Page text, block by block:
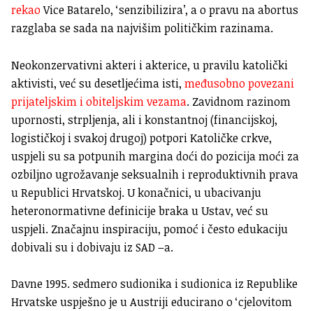
rekaoVice Batarelo, ‘senzibilizira’, a o pravu na abortus
razglaba se sada na najvišim političkim razinama.
Neokonzervativni akteri i akterice, u pravilu katolički
aktivisti, već su desetljećima isti, međusobno povezani
prijateljskim i obiteljskim vezama. Zavidnom razinom
upornosti, strpljenja, ali i konstantnoj (financijskoj,
logističkoj i svakoj drugoj) potpori Katoličke crkve,
uspjeli su sa potpunih margina doći do pozicija moći za
ozbiljno ugrožavanje seksualnih i reproduktivnih prava
u Republici Hrvatskoj. U konačnici, u ubacivanju
heteronormativne definicije braka u Ustav, već su
uspjeli. Značajnu inspiraciju, pomoć i često edukaciju
dobivali su i dobivaju iz SAD –a.
Davne 1995. sedmero sudionika i sudionica iz Republike
Hrvatske uspješno je u Austriji educirano o ‘cjelovitom